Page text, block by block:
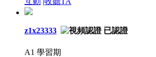
z1x23333
A1 學習期